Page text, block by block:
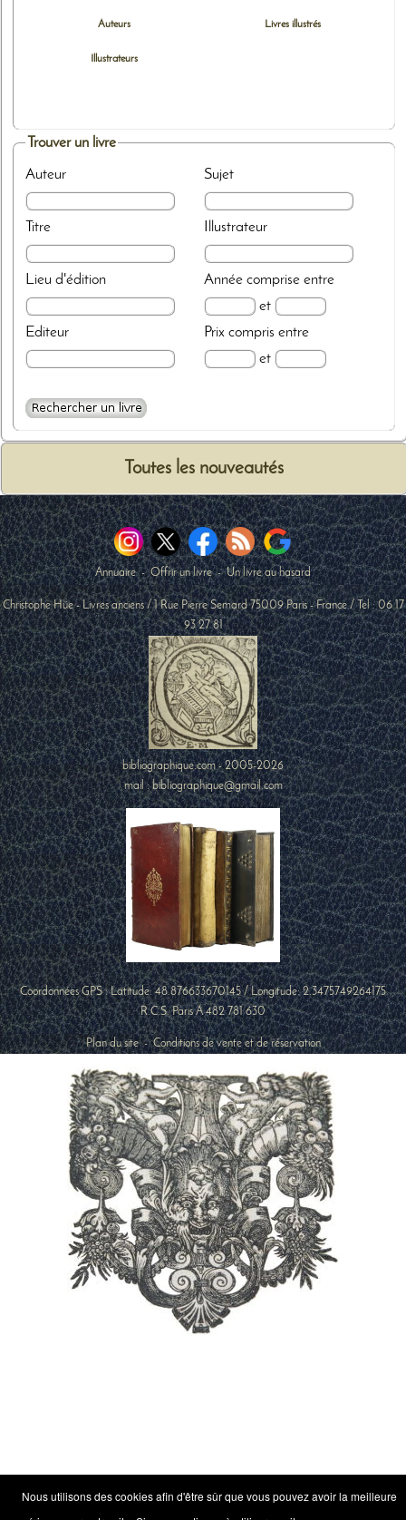
Auteurs
Illustrateurs
Livres illustrés
Trouver un livre
Auteur
Titre
Lieu d'édition
Editeur
Sujet
Illustrateur
Annéecomprise entre
et
Prixcompris entre
et
Toutes les nouveautés
Annuaire-Offrir un livre-Un livre au hasard
Christophe Hüe - Livres anciens /1 Rue Pierre Semard 75009 Paris-France / Tel :06 17
93 27 81
bibliographique.com - 2005-2026
mail : bibliographique@gmail.com
Coordonnées GPS : Latitude:48.876633670145/ Longitude:2.3475749264175
R.C.S. Paris A 482 781 630
Plan du site-Conditions de vente et de réservation
Nous utilisons des cookies afin d'être sûr que vous pouvez avoir la meilleure